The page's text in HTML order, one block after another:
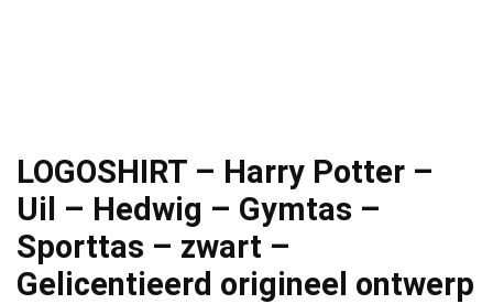
LOGOSHIRT – Harry Potter –
Uil – Hedwig – Gymtas –
Sporttas – zwart –
Gelicentieerd origineel ontwerp